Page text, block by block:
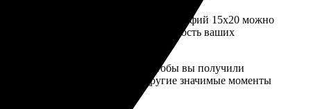
Оплатить заказ на печать фотографий 15х20 можно
безопасность и конфиденциальность ваших
этапу изготовления, чтобы вы получили
праздничные или любые другие значимые моменты